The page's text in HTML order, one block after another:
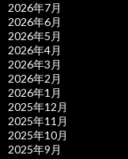
2026年7月
2026年6月
2026年5月
2026年4月
2026年3月
2026年2月
2026年1月
2025年12月
2025年11月
2025年10月
2025年9月